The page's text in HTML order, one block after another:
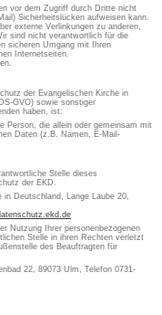
vor dem Zugriff durch Dritte nicht
Sicherheitslücken aufweisen kann.
externe Verlinkungen zu anderen,
sind nicht verantwortlich für die
sicheren Umgang mit Ihren
Internetseiten.
der Evangelischen Kirche in
GVO) sowie sonstiger
haben, ist:
Person, die allein oder gemeinsam mit
Daten (z.B. Namen, E-Mail-
Stelle dieses
der EKD.
Deutschland, Lange Laube 20,
Nutzung Ihrer personenbezogenen
Stelle in ihren Rechten verletzt
des Beauftragten für
22, 89073 Ulm, Telefon 0731-